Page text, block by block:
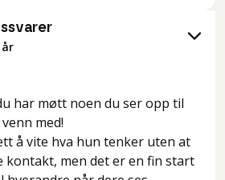
har møtt noen du ser opp til
med!
å vite hva hun tenker uten at
kontakt, men det er en fin start